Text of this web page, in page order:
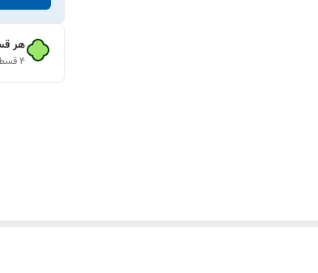
هر
۴ قسط ماهانه. بدون سود، چک و ضامن.